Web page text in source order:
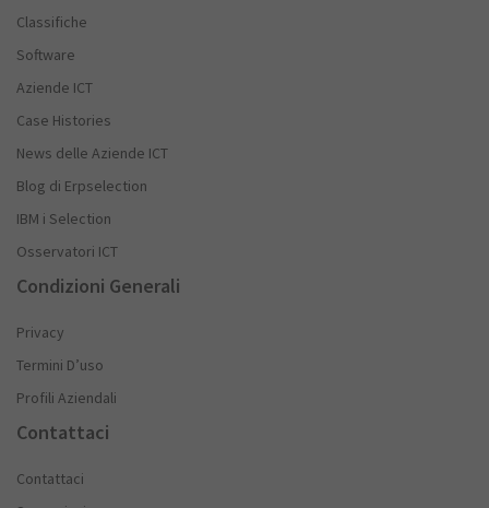
Classifiche
Software
Aziende ICT
Case Histories
News delle Aziende ICT
Blog di Erpselection
IBM i Selection
Osservatori ICT
Condizioni Generali
Privacy
Termini D’uso
Profili Aziendali
Contattaci
Contattaci